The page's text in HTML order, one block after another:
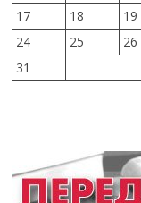
17
18 19
24
25 26
31